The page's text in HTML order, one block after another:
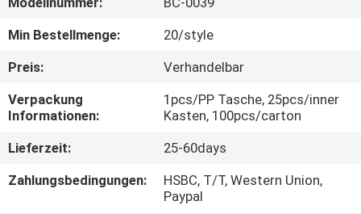
FABRIK-
AUSFLUG
QUALITÄTSKONTROLLE
TRETEN
SIE
Min Bestellmenge:
20/style
Preis:
Verhandelbar
Verpackung
Informationen:
1pcs/PP Tasche, 25pcs/inner
Kasten, 100pcs/carton
Lieferzeit:
25-60days
Zahlungsbedingungen:
HSBC, T/T, Western Union,
Paypal